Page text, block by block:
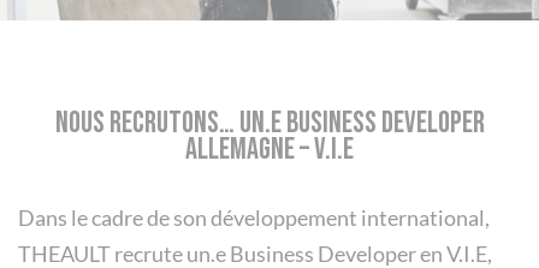
Nous recrutons… un.e Business Developer
Allemagne – V.I.E
Dans le cadre de son développement international,
THEAULT recrute un.e Business Developer en V.I.E,